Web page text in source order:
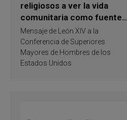
religiosos a ver la vida
comunitaria como fuente
de inspiración y
santificación
Mensaje de León XIV a la
Conferencia de Superiores
Mayores de Hombres de los
Estados Unidos